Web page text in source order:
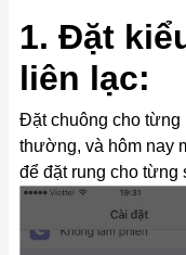
1. Đặt
liên lạc:
Đặt chuông cho từng
thường, và hôm nay
để đặt rung cho